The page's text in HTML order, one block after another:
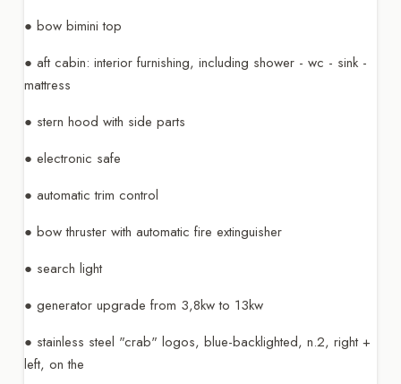
● bow bimini top
● aft cabin: interior furnishing, including shower - wc - sink -
mattress
● stern hood with side parts
● electronic safe
● automatic trim control
● bow thruster with automatic fire extinguisher
● search light
● generator upgrade from 3,8kw to 13kw
● stainless steel "crab" logos, blue-backlighted, n.2, right +
left, on the